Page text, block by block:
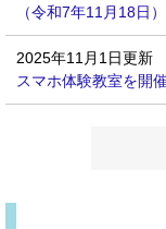
（令和7年11月18日）
2025年11月1日更新
スマホ体験教室を開